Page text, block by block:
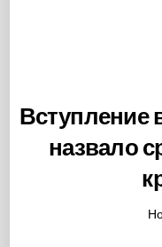
Вступление
назвало